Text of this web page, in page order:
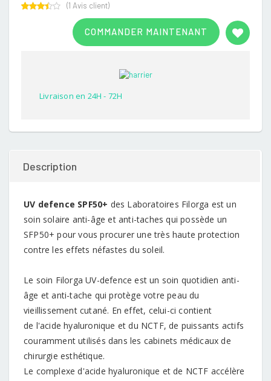
COMMANDER MAINTENANT
(1 Avis client)
Livraison en 24H - 72H
Description
UV defence SPF50+ des Laboratoires Filorga est un
soin solaire anti-âge et anti-taches qui possède un
SFP50+ pour vous procurer une très haute protection
contre les effets néfastes du soleil.
Le soin Filorga UV-defence est un soin quotidien anti-
âge et anti-tache qui protège votre peau du
vieillissement cutané. En effet, celui-ci contient
de l'acide hyaluronique et du NCTF, de puissants actifs
couramment utilisés dans les cabinets médicaux de
chirurgie esthétique.
Le complexe d'acide hyaluronique et de NCTF accélère